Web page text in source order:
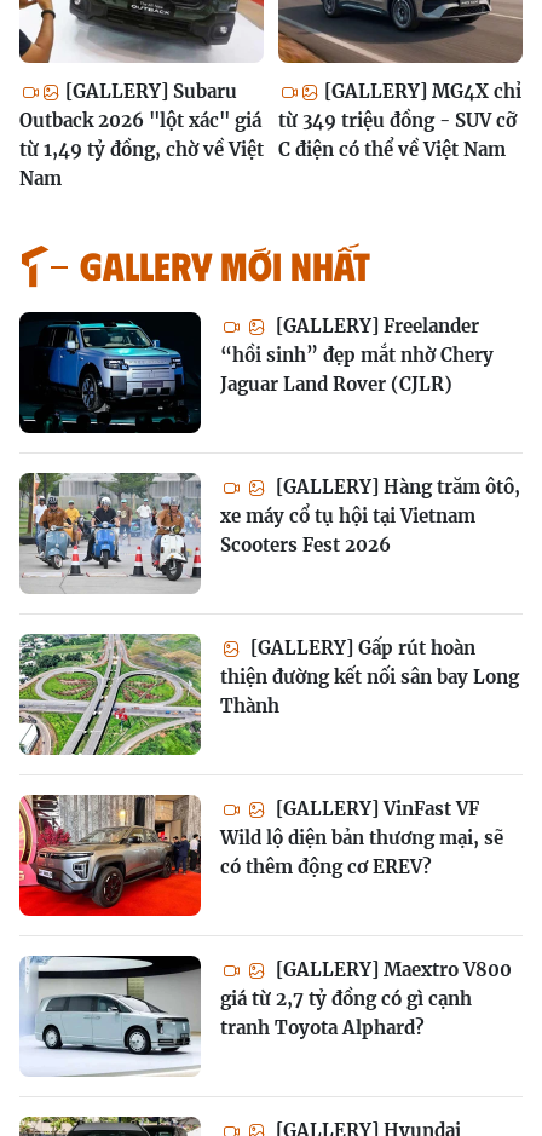
[GALLERY] Subaru
Outback 2026 "lột xác" giá
từ 1,49 tỷ đồng, chờ về Việt
Nam
[GALLERY] MG4X chỉ
từ 349 triệu đồng - SUV cỡ
C điện có thể về Việt Nam
GALLERY MỚI NHẤT
[GALLERY] Freelander
“hồi sinh” đẹp mắt nhờ Chery
Jaguar Land Rover (CJLR)
[GALLERY] Hàng trăm ôtô,
xe máy cổ tụ hội tại Vietnam
Scooters Fest 2026
[GALLERY] Gấp rút hoàn
thiện đường kết nối sân bay Long
Thành
[GALLERY] VinFast VF
Wild lộ diện bản thương mại, sẽ
có thêm động cơ EREV?
[GALLERY] Maextro V800
giá từ 2,7 tỷ đồng có gì cạnh
tranh Toyota Alphard?
[GALLERY] Hyundai